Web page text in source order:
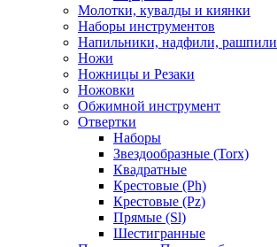
Молотки, кувалды и киянки
Наборы инструментов
Напильники, надфили, рашпили
Ножи
Ножницы и Резаки
Ножовки
Обжимной инструмент
Отвертки
Наборы
Звездообразные (Torx)
Квадратные
Крестовые (Ph)
Крестовые (Pz)
Прямые (Sl)
Шестигранные